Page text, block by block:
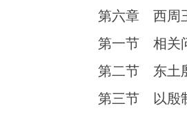
第六章 西周王
第一节 相关问
第二节 东土殷
第三节 以殷制